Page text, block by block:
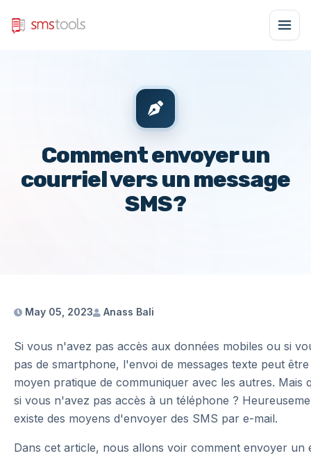
Comment envoyer un
courriel vers un message
SMS?
May 05, 2023 Anass Bali
Si vous n'avez pas accès aux données mobiles ou si
pas de smartphone, l'envoi de messages texte peut
moyen pratique de communiquer avec les autres. Mais
si vous n'avez pas accès à un téléphone ?
existe des moyens d'envoyer des SMS par e-mail.
Dans cet article, nous allons voir comment envoyer un